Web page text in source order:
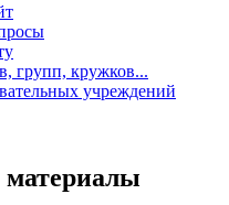
групп, кружков...
учреждений